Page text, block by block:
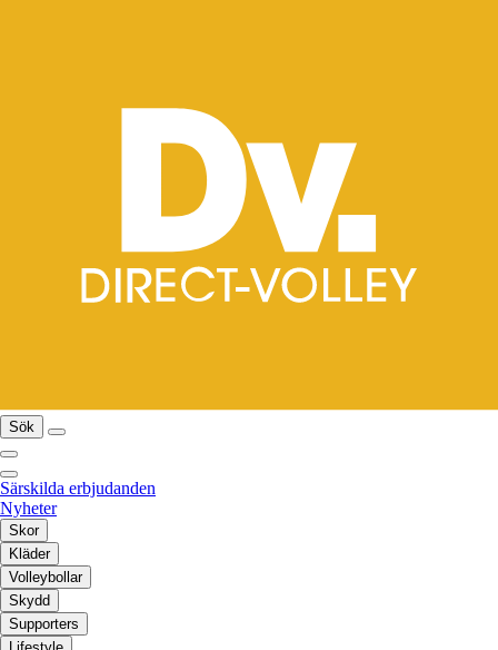
Sök
Särskilda erbjudanden
Nyheter
Skor
Kläder
Volleybollar
Skydd
Supporters